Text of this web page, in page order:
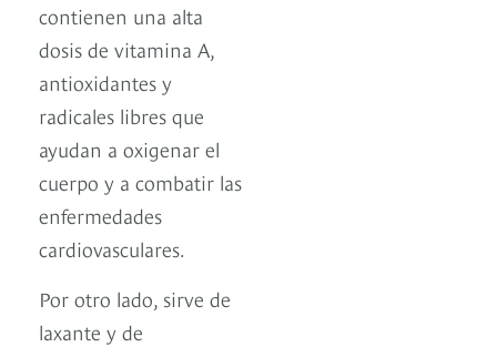
contienen una alta
dosis de vitamina A,
antioxidantes y
radicales libres que
ayudan a oxigenar el
cuerpo y a combatir las
enfermedades
cardiovasculares.
Por otro lado, sirve de
laxante y de